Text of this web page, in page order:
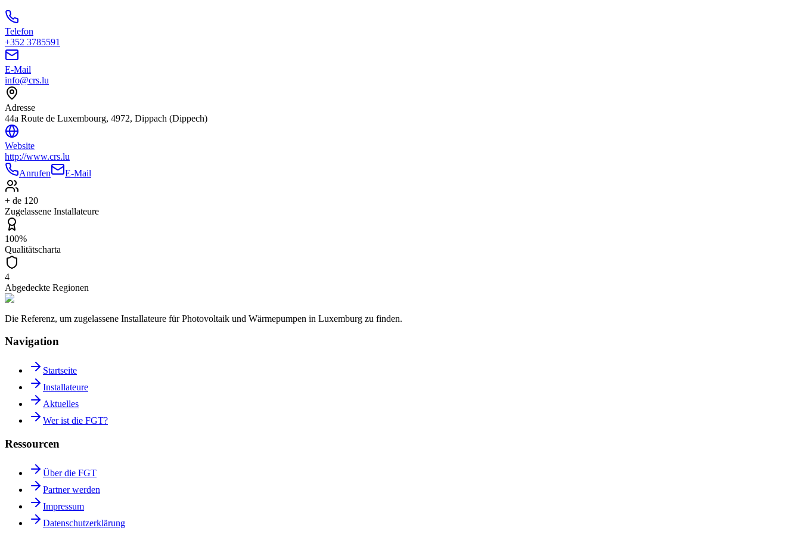
Telefon
+352 3785591
E-Mail
info@crs.lu
Adresse
44a Route de Luxembourg, 4972, Dippach (Dippech)
Website
http://www.crs.lu
Anrufen
E-Mail
+ de 120
Zugelassene Installateure
100%
Qualitätscharta
4
Abgedeckte Regionen
Die Referenz, um zugelassene Installateure für Photovoltaik und Wärmepumpen in Luxemburg zu finden.
Navigation
Startseite
Installateure
Aktuelles
Wer ist die FGT?
Ressourcen
Über die FGT
Partner werden
Impressum
Datenschutzerklärung